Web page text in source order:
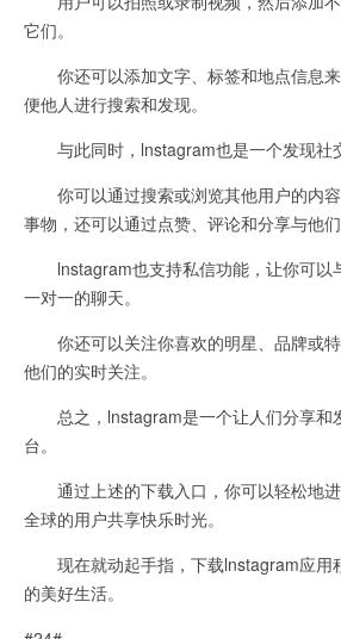
它们。
你还可以添加文字、标签和地点信息
便他人进行搜索和发现。
与此同时，lnstagram也是一个发现社
你可以通过搜索或浏览其他用户的内容
事物，还可以通过点赞、评论和分享与他们
lnstagram也支持私信功能，让你可以
一对一的聊天。
你还可以关注你喜欢的明星、品牌或
他们的实时关注。
总之，lnstagram是一个让人们分享和
台。
通过上述的下载入口，你可以轻松地
全球的用户共享快乐时光。
现在就动起手指，下载lnstagram应用
的美好生活。